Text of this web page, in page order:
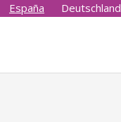
España Deutschland